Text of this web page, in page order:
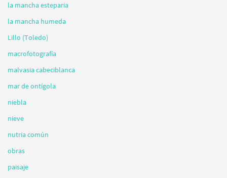
la mancha esteparia
la mancha humeda
Lillo (Toledo)
macrofotografía
malvasia cabeciblanca
mar de ontígola
niebla
nieve
nutria común
obras
paisaje